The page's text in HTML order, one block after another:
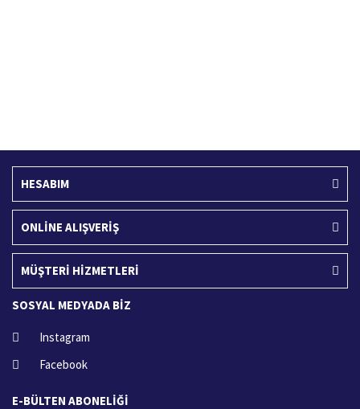
HESABIM
ONLİNE ALIŞVERİŞ
MÜŞTERİ HİZMETLERİ
SOSYAL MEDYADA BİZ
Instagram
Facebook
E-BÜLTEN ABONELİĞİ